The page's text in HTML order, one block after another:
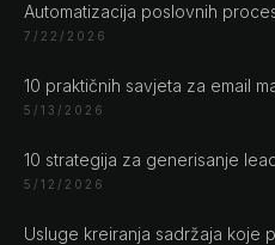
Automatizacija poslovnih
7/22/2026
10 praktičnih savjeta za email
5/13/2026
10 strategija za generisanje
5/12/2026
Usluge kreiranja sadržaja koje